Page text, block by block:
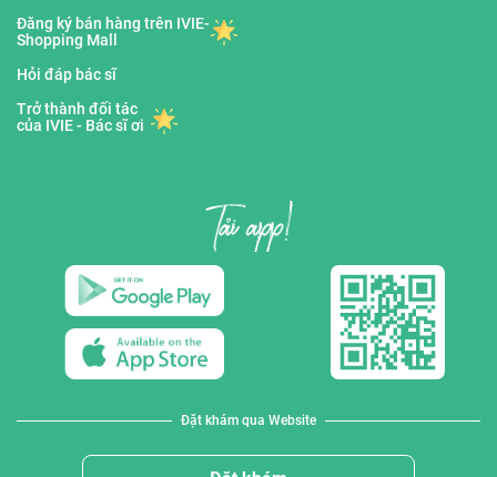
Đăng ký bán hàng trên IVIE-
Shopping Mall
Hỏi đáp bác sĩ
Trở thành đối tác
của IVIE - Bác sĩ ơi
Đặt khám qua Website